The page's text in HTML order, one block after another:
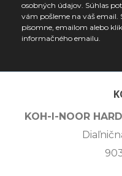
osobných údajov. Súhlas
vám pošleme na váš email.
písomne, emailom alebo
informačného emailu.
KOH-I-NOOR